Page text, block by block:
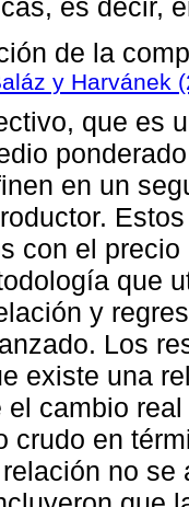
de la
y Harvánek
que es
en un
con el
que
y
Los
existe una
el cambio
crudo en
no